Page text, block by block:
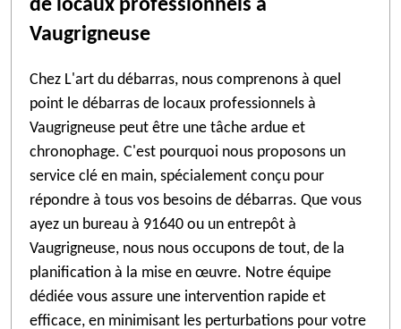
de locaux professionnels à
Vaugrigneuse
Chez L'art du débarras, nous comprenons à quel
point le débarras de locaux professionnels à
Vaugrigneuse peut être une tâche ardue et
chronophage. C'est pourquoi nous proposons un
service clé en main, spécialement conçu pour
répondre à tous vos besoins de débarras. Que vous
ayez un bureau à 91640 ou un entrepôt à
Vaugrigneuse, nous nous occupons de tout, de la
planification à la mise en œuvre. Notre équipe
dédiée vous assure une intervention rapide et
efficace, en minimisant les perturbations pour votre